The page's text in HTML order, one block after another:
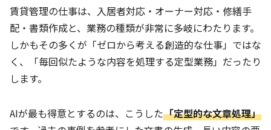
賃貸管理の仕事は、入居者対応・オーナー対応・修繕手
配・書類作成と、業務の種類が非常に多岐にわたります。
しかもその多くが「ゼロから考える創造的な仕事」ではな
く、「毎回似たような内容を処理する定型業務」だったり
します。
AIが最も得意とするのは、こうした「定型的な文章処理」